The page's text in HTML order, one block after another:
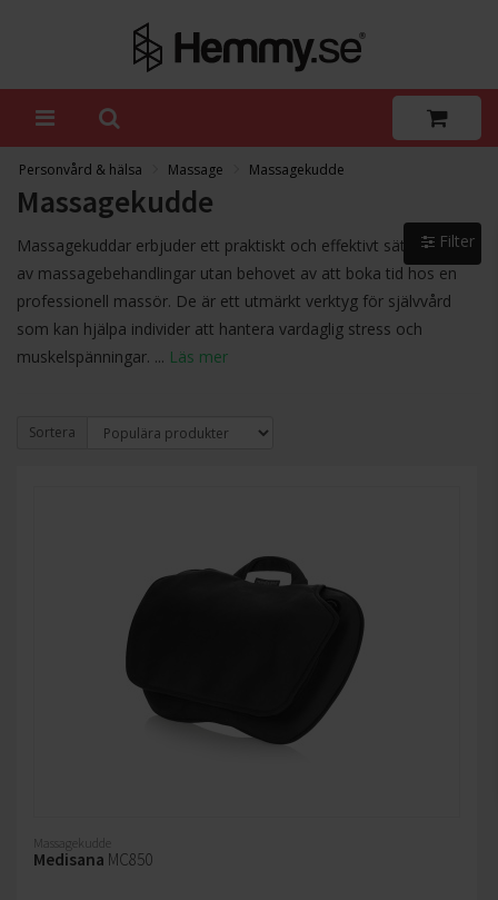
Personvård & hälsa Massage Massagekudde
Massagekudde
Massagekuddar erbjuder ett praktiskt och effektivt sätt att njuta
av massagebehandlingar utan behovet av att boka tid hos en
professionell massör. De är ett utmärkt verktyg för självvård
som kan hjälpa individer att hantera vardaglig stress och
muskelspänningar. ... Läs mer
Sortera
Massagekudde
Medisana MC850
Filter